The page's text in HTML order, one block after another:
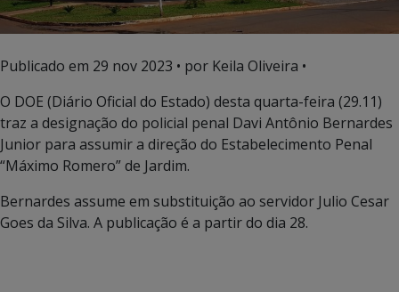
Publicado em 29 nov 2023 • por Keila Oliveira •
O DOE (Diário Oficial do Estado) desta quarta-feira (29.11)
traz a designação do policial penal Davi Antônio Bernardes
Junior para assumir a direção do Estabelecimento Penal
“Máximo Romero” de Jardim.
Bernardes assume em substituição ao servidor Julio Cesar
Goes da Silva. A publicação é a partir do dia 28.